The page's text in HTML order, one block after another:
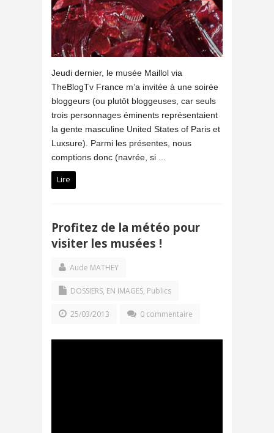
Jeudi dernier, le musée Maillol via
TheBlogTv France m’a invitée à une soirée
bloggeurs (ou plutôt bloggeuses, car seuls
trois personnages éminents représentaient
la gente masculine United States of Paris et
Luxsure). Parmi les présentes, nous
comptions donc (navrée, si ...
Lire
Profitez de la météo pour
visiter les musées !
Aude MATHEY
DOSSIERS, EN IMAGES, Publics
25/03/2013 0 commentaire